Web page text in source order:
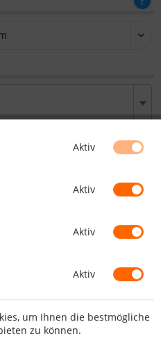
(ab 1,25m²)
Aktiv
Aktiv
Aktiv
Aktiv
um Ihnen die bestmögliche
zu können.